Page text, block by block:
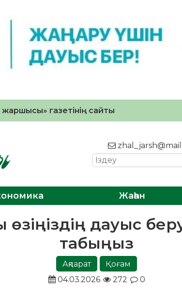
газетінің сайты
Жаһан
дауыс
табыңыз
Ақпарат
Қоғам
04.03.2026
272 0